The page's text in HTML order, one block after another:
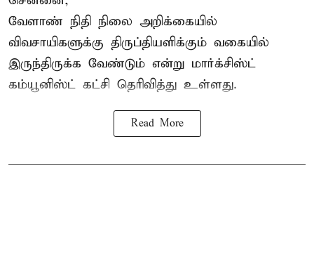
வேளாண் நிதி நிலை அறிக்கையில்
விவசாயிகளுக்கு திருப்தியளிக்கும் வகையில்
இருந்திருக்க வேண்டும் என்று மார்க்சிஸ்ட்
கம்யூனிஸ்ட் கட்சி தெரிவித்து உள்ளது.
Read More